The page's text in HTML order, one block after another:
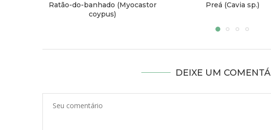
Ratão-do-banhado (Myocastor
coypus)
Preá (Cavia sp.)
DEIXE UM